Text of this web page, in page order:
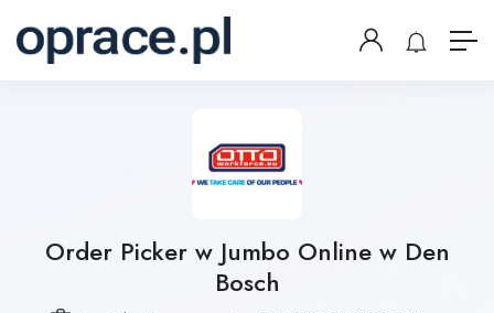
Order Picker w Jumbo Online w Den
Bosch